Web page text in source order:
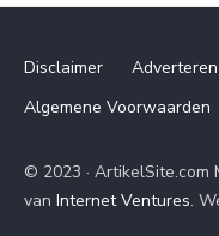
Disclaimer Adverteren
Algemene Voorwaarden
© 2023 · ArtikelSite.com
van Internet Ventures.